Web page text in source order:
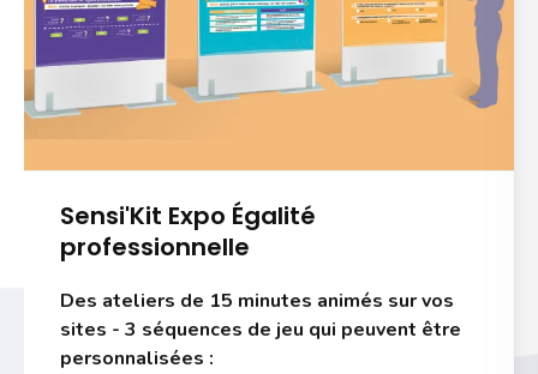
Sensi'Kit Expo Égalité
professionnelle
Des ateliers de 15 minutes animés sur vos
sites - 3 séquences de jeu qui peuvent être
personnalisées :